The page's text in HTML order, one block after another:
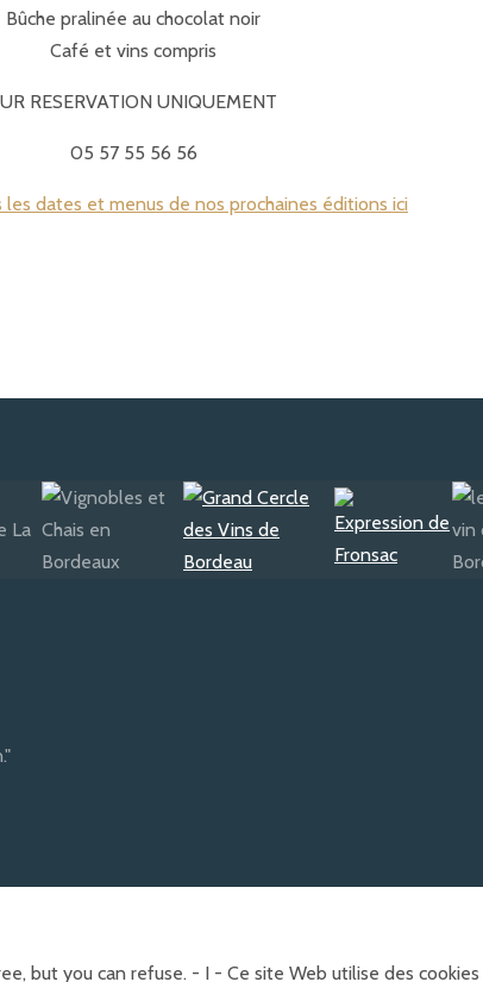
Bûche pralinée au chocolat noir
Café et vins compris
RESERVATION UNIQUEMENT
05 57 55 56 56
dates et menus de nos prochaines éditions ici
but you can refuse. - I - Ce site Web utilise des